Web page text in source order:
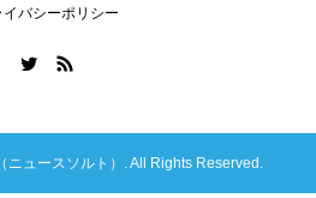
イバシーポリシー
ニュースソルト）. All Rights Reserved.